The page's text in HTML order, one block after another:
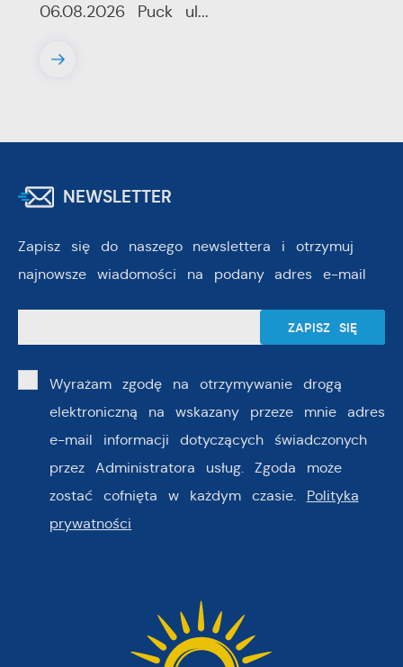
06.08.2026 Puck ul...
NEWSLETTER
Zapisz się do naszego newslettera i otrzymuj
najnowsze wiadomości na podany adres e-mail
Wyrażam zgodę na otrzymywanie drogą
elektroniczną na wskazany przeze mnie adres
e-mail informacji dotyczących świadczonych
przez Administratora usług. Zgoda może
zostać cofnięta w każdym czasie. Polityka
prywatności